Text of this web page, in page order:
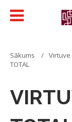
Sākums Virtuve
TOTAL